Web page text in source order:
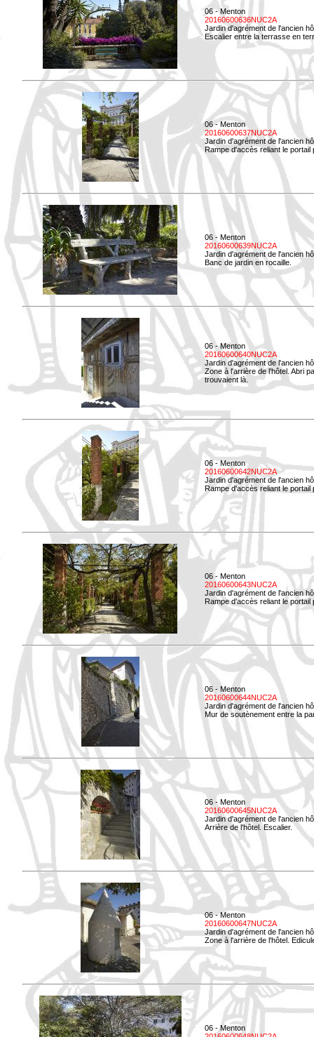
06 - Menton
20160600636NUC2A
Jardin d'agrément de l'ancien
Escalier entre la terrasse en
06 - Menton
20160600637NUC2A
Jardin d'agrément de l'ancien
Rampe d'accès reliant le portail
06 - Menton
20160600639NUC2A
Jardin d'agrément de l'ancien
Banc de jardin en rocaille.
06 - Menton
20160600640NUC2A
Jardin d'agrément de l'ancien
Zone à l'arrière de l'hôtel. Abri
trouvaient là.
06 - Menton
20160600642NUC2A
Jardin d'agrément de l'ancien
Rampe d'accès reliant le portail
06 - Menton
20160600643NUC2A
Jardin d'agrément de l'ancien
Rampe d'accès reliant le
06 - Menton
20160600644NUC2A
Jardin d'agrément de l'ancien
Mur de soutènement entre la
06 - Menton
20160600645NUC2A
Jardin d'agrément de l'ancien
Arrière de l'hôtel. Escalier.
06 - Menton
20160600647NUC2A
Jardin d'agrément de l'ancien
Zone à l'arrière de l'hôtel.
06 - Menton